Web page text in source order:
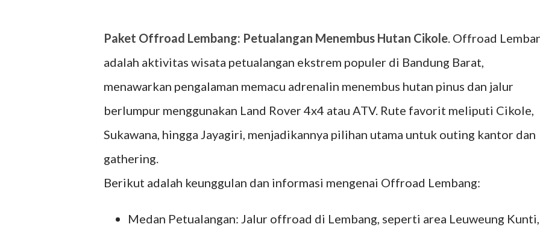
Paket Offroad Lembang: Petualangan Menembus Hutan Cikole. Offroad
adalah aktivitas wisata petualangan ekstrem populer di Bandung Barat,
menawarkan pengalaman memacu adrenalin menembus hutan pinus dan jalur
berlumpur menggunakan Land Rover 4x4 atau ATV. Rute favorit meliputi Cikole,
Sukawana, hingga Jayagiri, menjadikannya pilihan utama untuk outing kantor dan
gathering.
Berikut adalah keunggulan dan informasi mengenai Offroad Lembang:
Medan Petualangan: Jalur offroad di Lembang, seperti area Leuweung Kunti,